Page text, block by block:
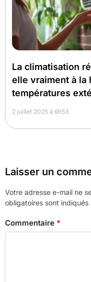
La climatisation
elle vraiment à la
températures
2 juillet 2025 à 6h53
Laisser un
Votre adresse e-mail ne
obligatoires sont indiqués
Commentaire *